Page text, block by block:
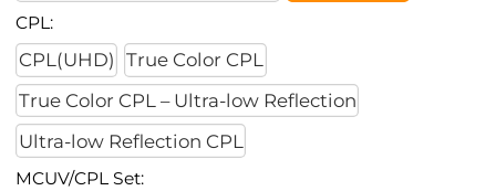
CPL:
CPL(UHD)
True Color CPL
True Color CPL – Ultra-low Reflection
Ultra-low Reflection CPL
MCUV/CPL Set: